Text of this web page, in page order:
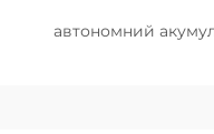
автономний